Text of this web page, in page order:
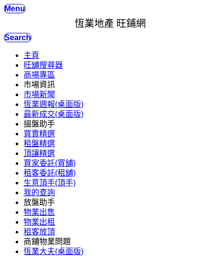
Menu
恆業地產 旺鋪網
Search
主頁
旺舖搜尋器
商場專區
市場資訊
市場新聞
恆業週報(桌面版)
最新成交(桌面版)
搵盤助手
買賣精選
租盤精選
頂讓精選
買家委託(買舖)
租客委託(租舖)
生意頂手(頂手)
我的查詢
放盤助手
物業出售
物業出租
租客放頂
商鋪物業問題
恆業大夫(桌面版)